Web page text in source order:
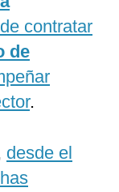
contratar
de
.
desde el